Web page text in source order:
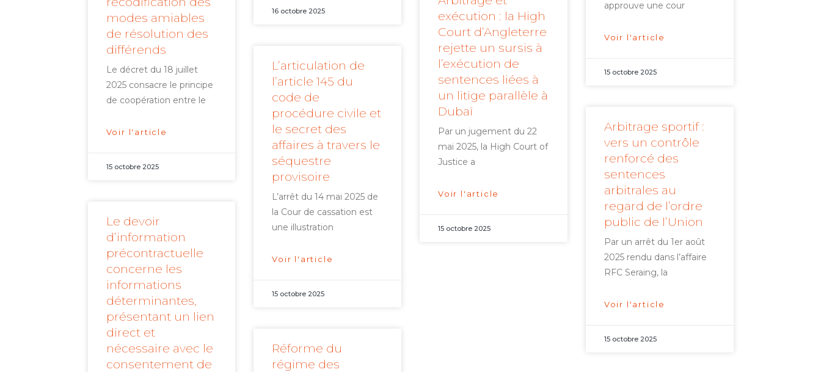
16 octobre 2025
modes amiables
de résolution des
différends
Le décret du 18 juillet
2025 consacre le principe
de coopération entre le
Voir l'article
15 octobre 2025
L’articulation de
l’article 145 du
code de
procédure civile et
le secret des
affaires à travers le
séquestre
provisoire
L’arrêt du 14 mai 2025 de
la Cour de cassation est
une illustration
Voir l'article
15 octobre 2025
approuve une cour
Voir l'article
15 octobre 2025
Le devoir
d’information
précontractuelle
concerne les
informations
déterminantes,
présentant un lien
direct et
nécessaire avec le
consentement de
Réforme du
régime des
exécution : la High
Court d’Angleterre
rejette un sursis à
l’exécution de
sentences liées à
un litige parallèle à
Dubaï
Par un jugement du 22
mai 2025, la High Court of
Justice a
Voir l'article
15 octobre 2025
Arbitrage sportif :
vers un contrôle
renforcé des
sentences
arbitrales au
regard de l’ordre
public de l’Union
Par un arrêt du 1er août
2025 rendu dans l’affaire
RFC Seraing, la
Voir l'article
15 octobre 2025